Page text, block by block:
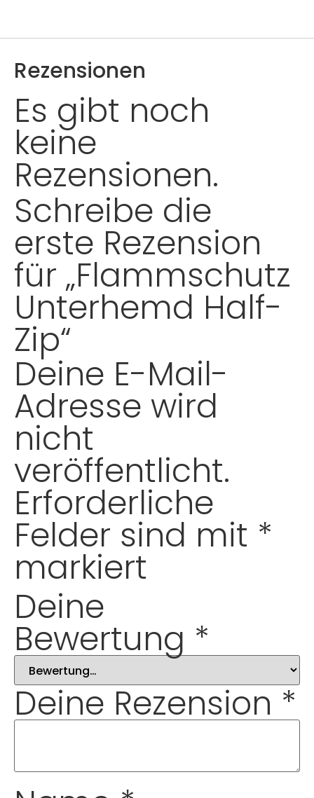
Rezensionen
Es gibt noch
keine
Rezensionen.
Schreibe die
erste Rezension
für „Flammschutz
Unterhemd Half-
Zip“
Deine E-Mail-
Adresse wird
nicht
veröffentlicht.
Erforderliche
Felder sind mit *
markiert
Deine
Bewertung *
Deine Rezension *